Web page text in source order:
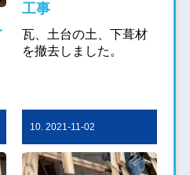
工事
瓦、土台の土、下葺材
を撤去しました。
10. 2021-11-02